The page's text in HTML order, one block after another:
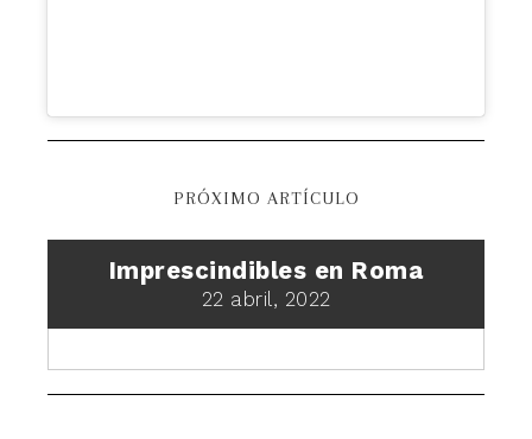
PRÓXIMO ARTÍCULO
Imprescindibles en Roma
22 abril, 2022